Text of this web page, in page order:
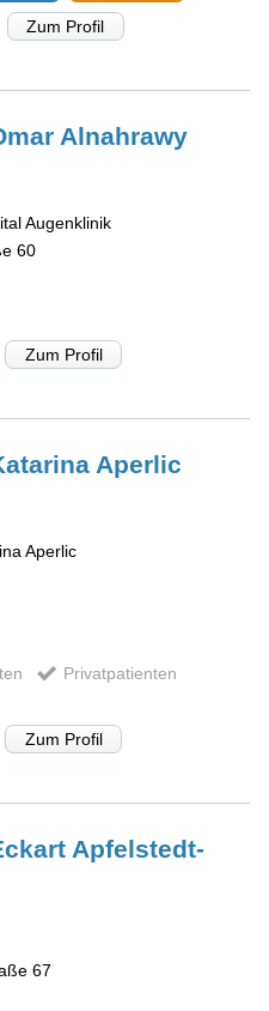
Zum Profil
Alnahrawy
Augenklinik
60
Zum Profil
Aperlic
Aperlic
Privatpatienten
Zum Profil
Apfelstedt-
67